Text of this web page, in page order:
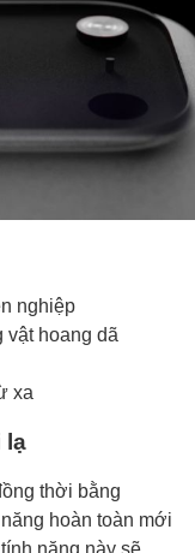
nghiệp
vật hoang dã
xa
lạ
thời bằng
hoàn toàn mới
năng này sẽ